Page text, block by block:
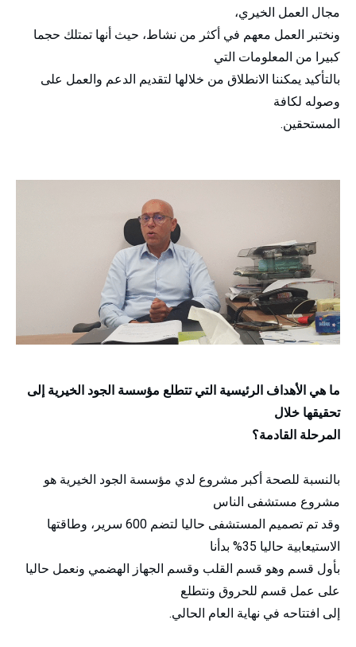
مجال العمل الخيري،
ونختبر العمل معهم في أكثر من نشاط، حيث أنها تمتلك حجما
كبيرا من المعلومات التي
بالتأكيد يمكننا الانطلاق من خلالها لتقديم الدعم والعمل على
وصوله لكافة
المستحقين.
ما هي الأهداف الرئيسية التي تتطلع مؤسسة الجود الخيرية إلى
تحقيقها خلال
المرحلة القادمة؟
بالنسبة للصحة أكبر مشروع لدي مؤسسة الجود الخيرية هو
مشروع مستشفى الناس
وقد تم تصميم المستشفى حاليا لتضم 600 سرير، وطاقتها
الاستيعابية حاليا 35% بدأنا
بأول قسم وهو قسم القلب وقسم الجهاز الهضمي ونعمل حاليا
على عمل قسم للحروق ونتطلع
إلى افتتاحه في نهاية العام الحالي.